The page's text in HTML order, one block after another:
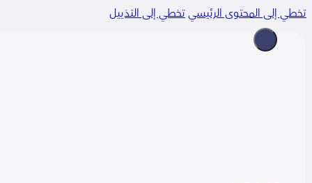
إلى المحتوى الرئيسيتخطي إلى التذييل